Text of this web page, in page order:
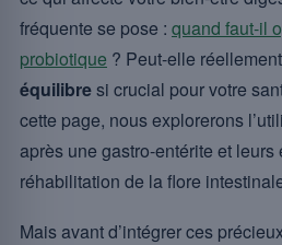
fréquente se pose : quand faut-il
probiotique ? Peut-elle
équilibresi crucial pour votre
cette page, nous explorerons
après une gastro-entérite et
réhabilitation de la flore
Mais avant d’intégrer ces